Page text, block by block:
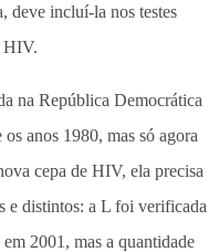
deve incluí-la nos testes
HIV.
na República Democrática
anos 1980, mas só agora
cepa de HIV, ela precisa
e distintos: a L foi verificada
2001, mas a quantidade